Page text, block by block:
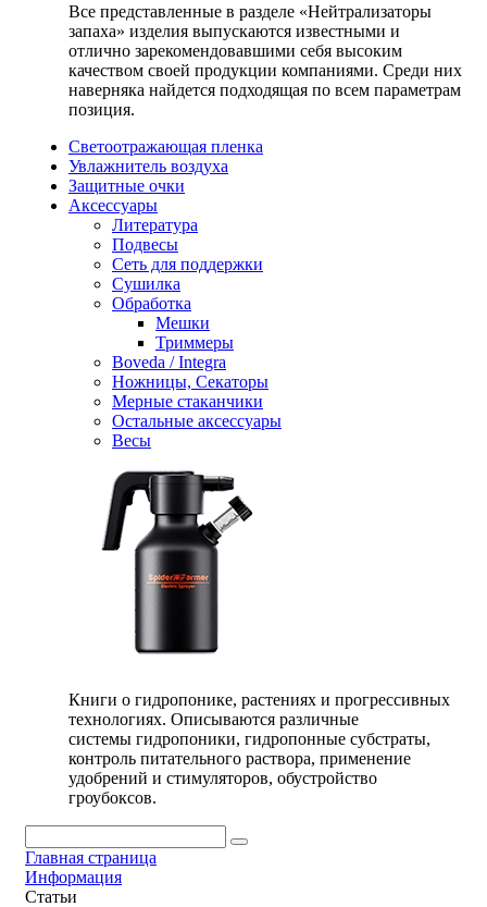
Все представленные в разделе «Нейтрализаторы
запаха» изделия выпускаются известными и
отлично зарекомендовавшими себя высоким
качеством своей продукции компаниями. Среди них
наверняка найдется подходящая по всем параметрам
позиция.
Светоотражающая пленка
Увлажнитель воздуха
Защитные очки
Аксессуары
Литература
Подвесы
Сеть для поддержки
Сушилка
Обработка
Мешки
Триммеры
Boveda / Integra
Ножницы, Секаторы
Мерные стаканчики
Остальные аксессуары
Весы
Книги о гидропонике, растениях и прогрессивных
технологиях. Описываются различные
системы гидропоники, гидропонные субстраты,
контроль питательного раствора, применение
удобрений и стимуляторов, обустройство
гроубоксов.
Главная страница
Информация
Статьи